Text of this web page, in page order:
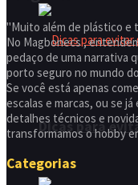
Dicas para
"Muito além de plástico e
No Magbonecs ,
pedaço de uma narrativa
porto seguro no mundo
Se você está apenas
escalas e marcas, ou se
detalhes técnicos e
transformamos o hobby
Categorias